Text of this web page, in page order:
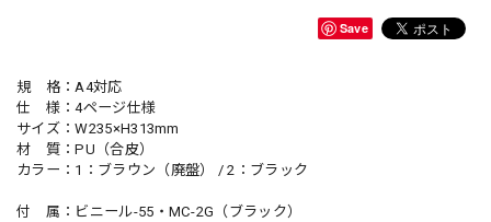
Save
規 格：A4対応
仕 様：4ページ仕様
サイズ：W235×H313mm
材 質：PU（合皮）
カラー：1：ブラウン（廃盤） / 2：ブラック
付 属：ビニール-55・MC-2G（ブラック）